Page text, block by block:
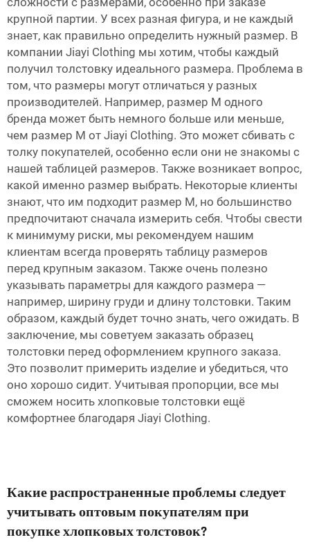
крупной партии. У всех разная фигура, и не каждый
знает, как правильно определить нужный размер. В
компании Jiayi Clothing мы хотим, чтобы каждый
получил толстовку идеального размера. Проблема в
том, что размеры могут отличаться у разных
производителей. Например, размер M одного
бренда может быть немного больше или меньше,
чем размер M от Jiayi Clothing. Это может сбивать с
толку покупателей, особенно если они не знакомы с
нашей таблицей размеров. Также возникает вопрос,
какой именно размер выбрать. Некоторые клиенты
знают, что им подходит размер M, но большинство
предпочитают сначала измерить себя. Чтобы свести
к минимуму риски, мы рекомендуем нашим
клиентам всегда проверять таблицу размеров
перед крупным заказом. Также очень полезно
указывать параметры для каждого размера —
например, ширину груди и длину толстовки. Таким
образом, каждый будет точно знать, чего ожидать. В
заключение, мы советуем заказать образец
толстовки перед оформлением крупного заказа.
Это позволит примерить изделие и убедиться, что
оно хорошо сидит. Учитывая пропорции, все мы
сможем носить хлопковые толстовки ещё
комфортнее благодаря Jiayi Clothing.
Какие распространенные проблемы следует
учитывать оптовым покупателям при
покупке хлопковых толстовок?